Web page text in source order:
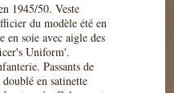
1945/50. Veste
du modèle été en
soie avec aigle des
Uniform'.
Passants de
en satinette